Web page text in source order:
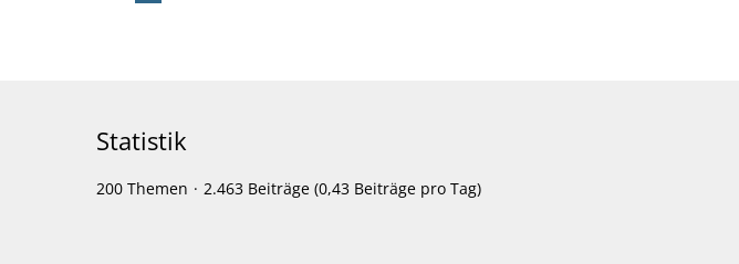
Statistik
200 Themen 2.463 Beiträge (0,43 Beiträge pro Tag)